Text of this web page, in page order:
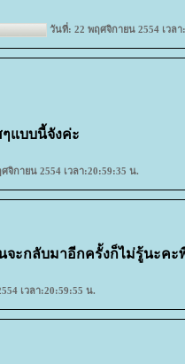
วันที่: 22 พฤศจิกายน 2554 เวล
ๆแบบนี้จังค่ะ
จิกายน 2554 เวลา:20:59:35 น.
ะกลับมาอีกครั้งก็ไม่รู้นะคะ
เวลา:20:59:55 น.